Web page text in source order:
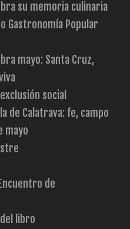
su memoria culinaria
Gastronomía Popular
mayo: Santa Cruz,
social
de Calatrava: fe, campo
mayo
de
libro